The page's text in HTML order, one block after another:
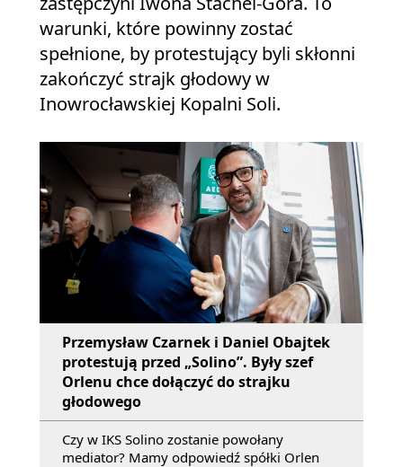
warunki, które powinny zostać
spełnione, by protestujący byli skłonni
zakończyć strajk głodowy w
Inowrocławskiej Kopalni Soli.
Przemysław Czarnek i Daniel Obajtek
protestują przed „Solino”. Były szef
Orlenu chce dołączyć do strajku
głodowego
Czy w IKS Solino zostanie powołany
mediator? Mamy odpowiedź spółki Orlen